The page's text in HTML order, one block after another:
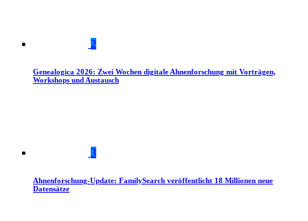
2
Genealogica 2026: Zwei Wochen digitale Ahnenforschung mit Vorträgen,
Workshops und Austausch
3
Ahnenforschung-Update: FamilySearch veröffentlicht 18 Millionen neue
Datensätze